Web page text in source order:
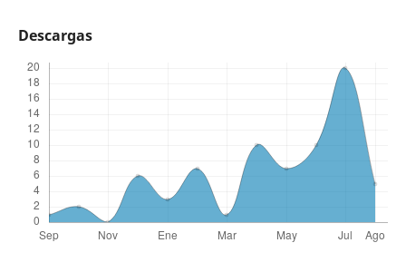
Descargas